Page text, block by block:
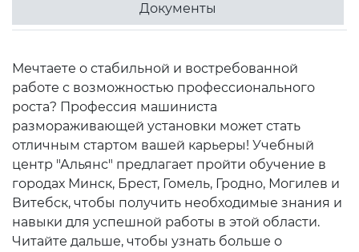
Документы
Мечтаете о стабильной и востребованной
работе с возможностью профессионального
роста? Профессия машиниста
размораживающей установки может стать
отличным стартом вашей карьеры! Учебный
центр "Альянс" предлагает пройти обучение в
городах Минск, Брест, Гомель, Гродно, Могилев и
Витебск, чтобы получить необходимые знания и
навыки для успешной работы в этой области.
Читайте дальше, чтобы узнать больше о